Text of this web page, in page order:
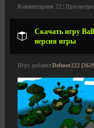
Комментариев: 22 |
Скачать игру
версия игры
Игру добавил Defuser222